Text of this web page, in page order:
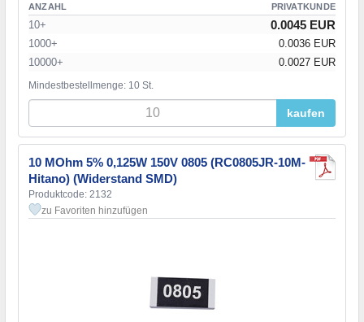
ANZAHL PRIVATKUNDE
10+ 0.0045 EUR
1000+
0.0036 EUR
10000+
0.0027 EUR
Mindestbestellmenge: 10 St.
kaufen
10 MOhm 5% 0,125W 150V 0805 (RC0805JR-10M-
Hitano) (Widerstand SMD)
Produktcode: 2132
zu Favoriten hinzufügen